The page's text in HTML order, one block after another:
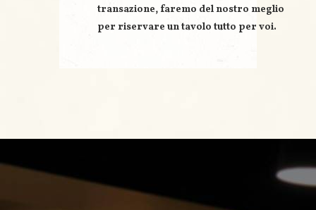
n
transazione, faremo del nostro meglio
per riservare untavolo tutto per voi.